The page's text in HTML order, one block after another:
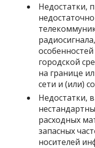
Недостатки,
городской
на границе
сети и (или)
Недостатки,
расходных
запасных
носителей